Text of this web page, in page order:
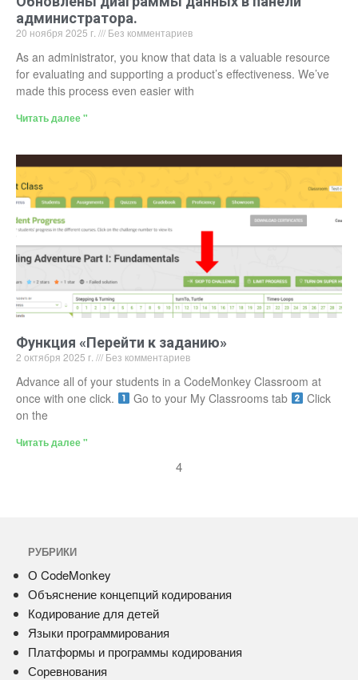
администратора.
20 ноября 2025 г. Без комментариев
As an administrator, you know that data is a valuable resource
for evaluating and supporting a product’s effectiveness. We’ve
made this process even easier with
Читать далее "
Функция «Перейти к заданию»
2 октября 2025 г. Без комментариев
Advance all of your students in a CodeMonkey Classroom at
once with one click.
Go to your My Classrooms tab
Click
on the
Читать далее "
4
РУБРИКИ
О CodeMonkey
Объяснение концепций кодирования
Кодирование для детей
Языки программирования
Платформы и программы кодирования
Соревнования